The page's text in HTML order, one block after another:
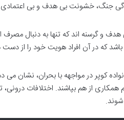
جنگ، خشونت بی هدف و بی اعتمادی
هدف و گرسنه اند که تنها به دنبال
که در آن افراد هویت خود را از دست
کوپر در مواجهه با بحران، نشان
همکاری از هم بپاشند. اختلافات
شوند.